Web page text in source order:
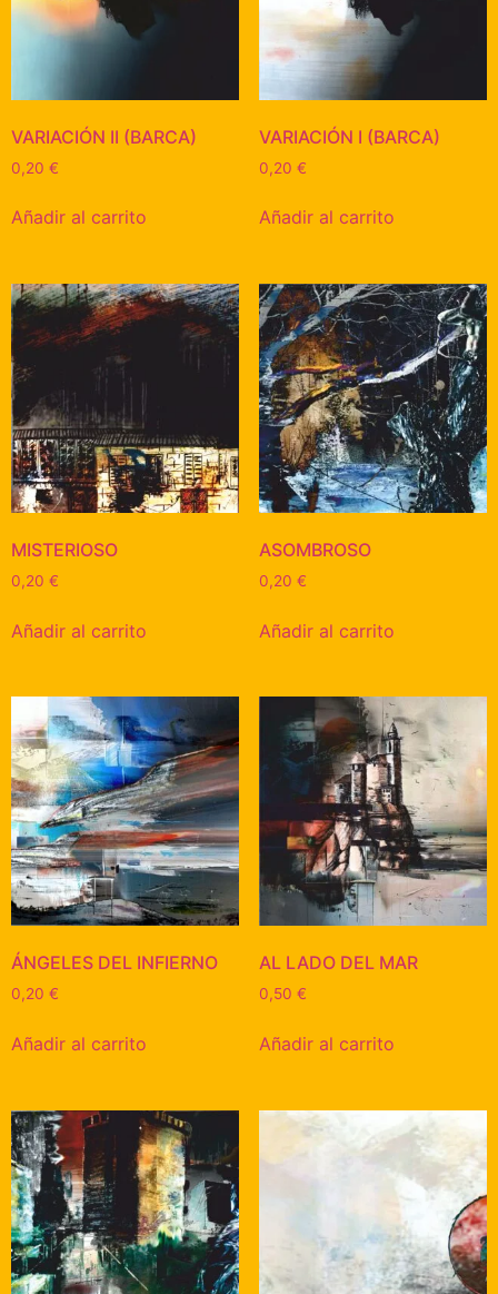
VARIACIÓN II (BARCA)
0,20 €
Añadir al carrito
VARIACIÓN I (BARCA)
0,20 €
Añadir al carrito
MISTERIOSO
0,20 €
Añadir al carrito
ASOMBROSO
0,20 €
Añadir al carrito
ÁNGELES DEL INFIERNO
0,20 €
Añadir al carrito
AL LADO DEL MAR
0,50 €
Añadir al carrito